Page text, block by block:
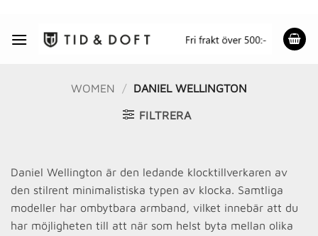
content
WOMEN / DANIEL WELLINGTON
FILTRERA
Daniel Wellington är den ledande klocktillverkaren av
den stilrent minimalistiska typen av klocka. Samtliga
modeller har ombytbara armband, vilket innebär att du
har möjligheten till att när som helst byta mellan olika